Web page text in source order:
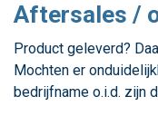
Aftersales /
Product geleverd?
Mochten er
bedrijfname o.i.d. zijn